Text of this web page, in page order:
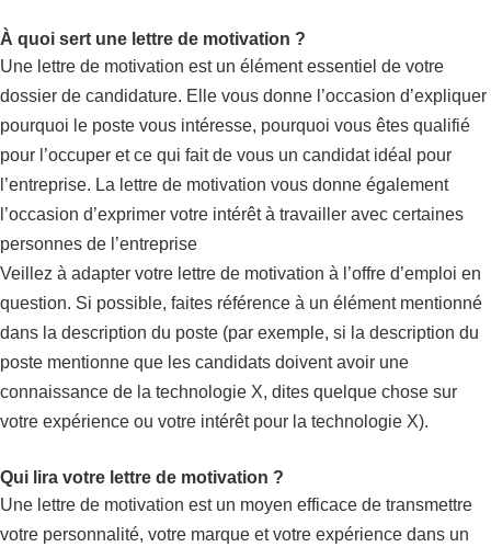
À quoi sert une lettre de motivation ?
Une lettre de motivation est un élément essentiel de votre
dossier de candidature. Elle vous donne l’occasion d’expliquer
pourquoi le poste vous intéresse, pourquoi vous êtes qualifié
pour l’occuper et ce qui fait de vous un candidat idéal pour
l’entreprise. La lettre de motivation vous donne également
l’occasion d’exprimer votre intérêt à travailler avec certaines
personnes de l’entreprise
Veillez à adapter votre lettre de motivation à l’offre d’emploi en
question. Si possible, faites référence à un élément mentionné
dans la description du poste (par exemple, si la description du
poste mentionne que les candidats doivent avoir une
connaissance de la technologie X, dites quelque chose sur
votre expérience ou votre intérêt pour la technologie X).
Qui lira votre lettre de motivation ?
Une lettre de motivation est un moyen efficace de transmettre
votre personnalité, votre marque et votre expérience dans un